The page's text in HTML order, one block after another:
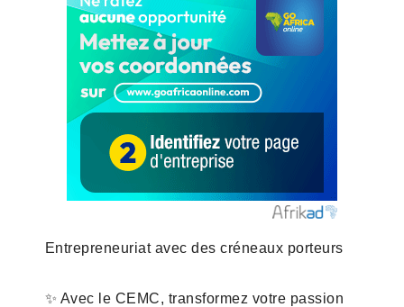
Entrepreneuriat avec des créneaux porteurs
✨ Avec le CEMC, transformez votre passion